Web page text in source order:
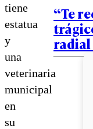
tiene
estatua
y
una
veterinaria
municipal
en
su
“Te
radial